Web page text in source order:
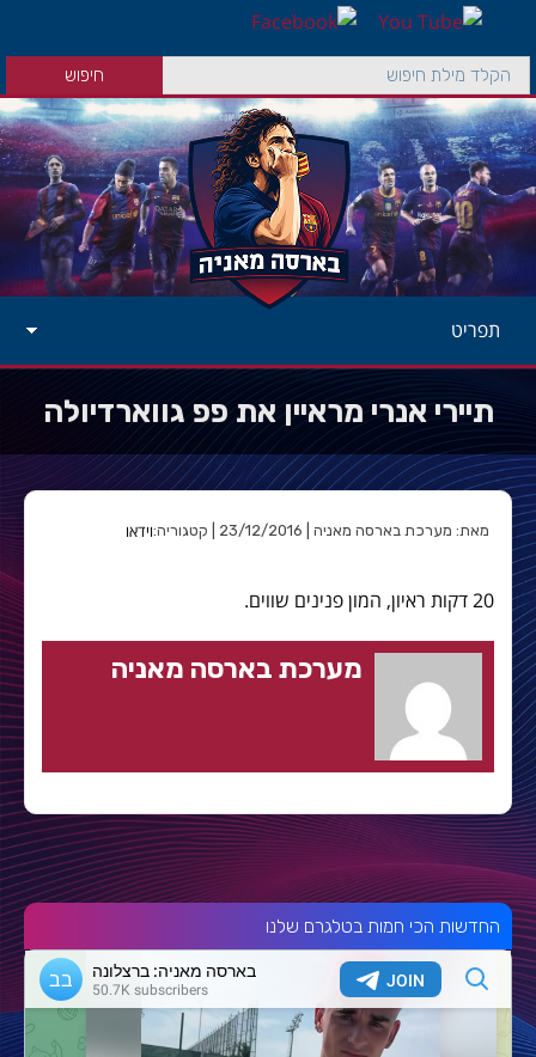
תפריט
תיירי אנרי מראיין את פפ גווארדיולה
מאת: מערכת בארסה מאניה | 23/12/2016 | קטגוריה: וידאו
20 דקות ראיון, המון פנינים שווים.
מערכת בארסה מאניה
החדשות הכי חמות בטלגרם שלנו